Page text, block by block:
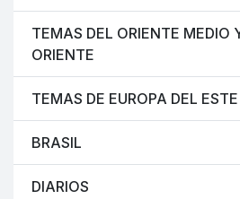
TEMAS DEL ORIENTE MEDIO
ORIENTE
TEMAS DE EUROPA DEL ESTE
BRASIL
DIARIOS